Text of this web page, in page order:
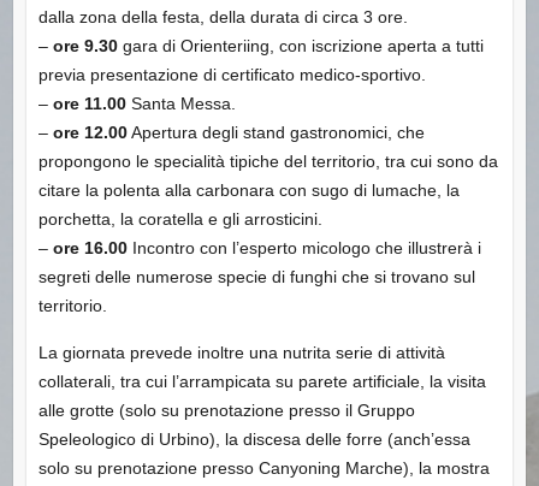
dalla zona della festa, della durata di circa 3 ore.
– ore 9.30gara di Orienteriing, con iscrizione aperta a tutti
previa presentazione di certificato medico-sportivo.
– ore 11.00Santa Messa.
– ore 12.00Apertura degli stand gastronomici, che
propongono le specialità tipiche del territorio, tra cui sono da
citare la polenta alla carbonara con sugo di lumache, la
porchetta, la coratella e gli arrosticini.
– ore 16.00Incontro con l’esperto micologo che illustrerà i
segreti delle numerose specie di funghi che si trovano sul
territorio.
La giornata prevede inoltre una nutrita serie di attività
collaterali, tra cui l’arrampicata su parete artificiale, la visita
alle grotte (solo su prenotazione presso il Gruppo
Speleologico di Urbino), la discesa delle forre (anch’essa
solo su prenotazione presso Canyoning Marche), la mostra